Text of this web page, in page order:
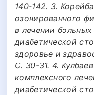
140-142. 3.
озонированного
в лечении
диабетической
здоровье и
С. 30-31. 4.
комплексного
диабетической